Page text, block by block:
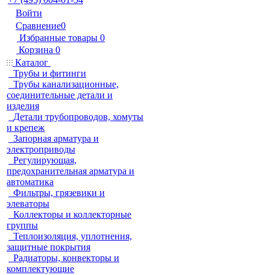
Войти
Сравнение0
Избранные товары 0
Корзина 0
Каталог
Трубы и фитинги
Трубы канализационные,
соединительные детали и
изделия
Детали трубопроводов, хомуты
и крепеж
Запорная арматура и
электроприводы
Регулирующая,
предохранительная арматура и
автоматика
Фильтры, грязевики и
элеваторы
Коллекторы и коллекторные
группы
Теплоизоляция, уплотнения,
защитные покрытия
Радиаторы, конвекторы и
комплектующие